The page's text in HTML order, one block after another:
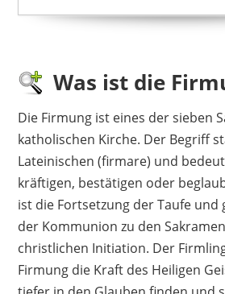
7Taufpaten und
Was ist die
Die Firmung ist eines der sieben
katholischen Kirche. Der Begriff
Lateinischen (firmare) und
kräftigen, bestätigen oder
ist die Fortsetzung der Taufe
der Kommunion zu den
christlichen Initiation. Der
Firmung die Kraft des Heiligen